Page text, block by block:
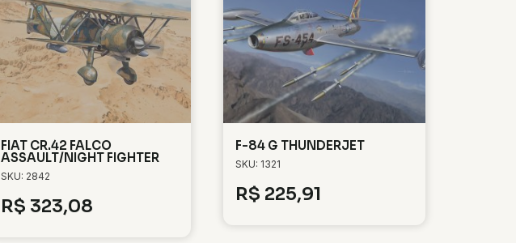
FIAT CR.42 FALCO
ASSAULT/NIGHT FIGHTER
SKU: 2842
R$ 323,08
F-84 G THUNDERJET
SKU: 1321
R$ 225,91